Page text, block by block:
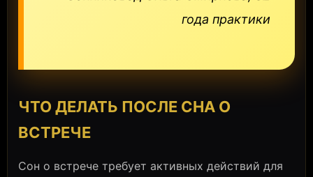
года практики
ЧТО ДЕЛАТЬ ПОСЛЕ СНА О
ВСТРЕЧЕ
Сон о встрече требует активных действий для